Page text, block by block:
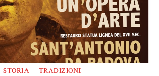
STORIA TRADIZIONI